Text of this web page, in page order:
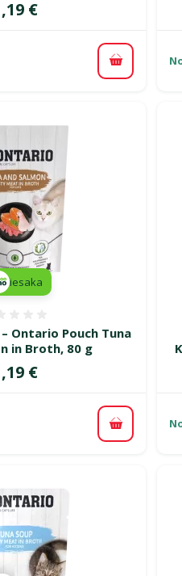
€
Pievienot
Ontario Pouch Tuna
in Broth, 80 g
€
iesaka
Pievienot